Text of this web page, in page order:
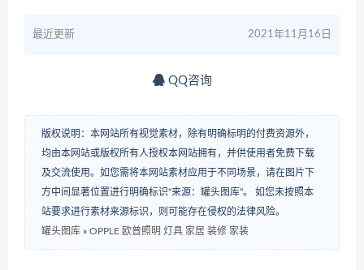
最近更新 2021年11月16日
QQ咨询
版权说明：本网站所有视觉素材，除有明确标明的付费资源外，
均由本网站或版权所有人授权本网站拥有，并供使用者免费下载
及交流使用。如您需将本网站素材应用于不同场景，请在图片下
方中间显著位置进行明确标识“来源：罐头图库”。 如您未按照本
站要求进行素材来源标识，则可能存在侵权的法律风险。
罐头图库 » OPPLE 欧普照明 灯具 家居 装修 家装